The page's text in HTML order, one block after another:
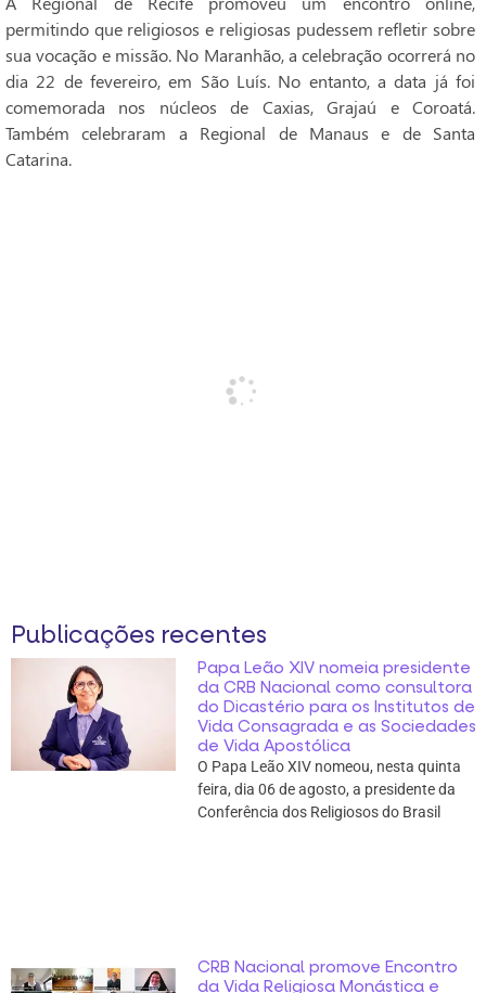
permitindo que religiosos e religiosas pudessem refletir sobre
sua vocação e missão. No Maranhão, a celebração ocorrerá no
dia 22 de fevereiro, em São Luís. No entanto, a data já foi
comemorada nos núcleos de Caxias, Grajaú e Coroatá.
Também celebraram a Regional de Manaus e de Santa
Catarina.
Publicações recentes
Papa Leão XIV nomeia presidente
da CRB Nacional como consultora
do Dicastério para os Institutos de
Vida Consagrada e as Sociedades
de Vida Apostólica
O Papa Leão XIV nomeou, nesta quinta
feira, dia 06 de agosto, a presidente da
Conferência dos Religiosos do Brasil
CRB Nacional promove Encontro
da Vida Religiosa Monástica e